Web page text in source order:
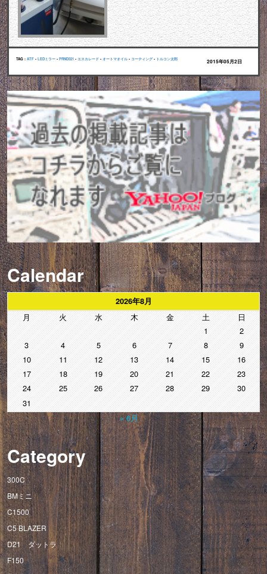
TAG : ATF • LEDミラー • PRND321 • エスカレード • オートマオイル • コーティング• トルコン太郎 2015年05月2日
Calendar
2026年8月
月 火 水 木 金 土
日
1
2
3
4 5 6 7 8
9
10
11 12 13 14 15
16
17
18 19 20 21 22
23
24
25 26 27 28 29
30
31
« 6月
Category
300C
BMミニ
C1500
C5 BLAZER
D21 ダットラ
F150